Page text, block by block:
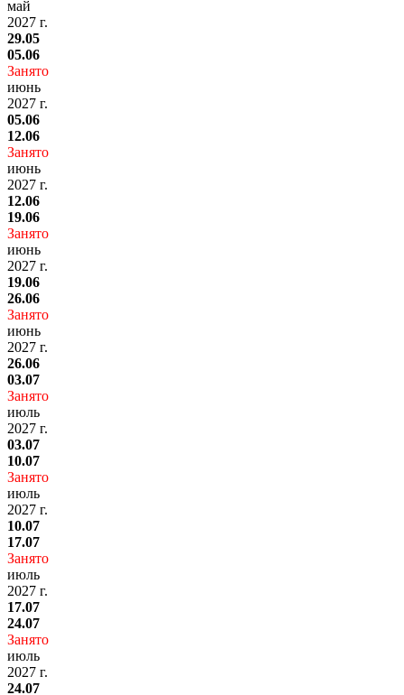
май
2027 г.
29.05
05.06
Занято
июнь
2027 г.
05.06
12.06
Занято
июнь
2027 г.
12.06
19.06
Занято
июнь
2027 г.
19.06
26.06
Занято
июнь
2027 г.
26.06
03.07
Занято
июль
2027 г.
03.07
10.07
Занято
июль
2027 г.
10.07
17.07
Занято
июль
2027 г.
17.07
24.07
Занято
июль
2027 г.
24.07